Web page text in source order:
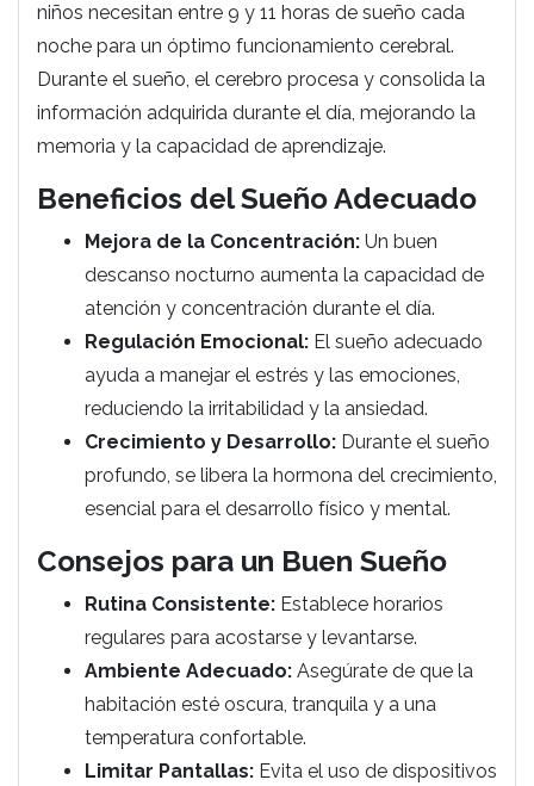
niños necesitan entre 9 y 11 horas de sueño cada
noche para un óptimo funcionamiento cerebral.
Durante el sueño, el cerebro procesa y consolida la
información adquirida durante el día, mejorando la
memoria y la capacidad de aprendizaje.
Beneficios del Sueño Adecuado
Mejora de la Concentración: Un buen
descanso nocturno aumenta la capacidad de
atención y concentración durante el día.
Regulación Emocional: El sueño adecuado
ayuda a manejar el estrés y las emociones,
reduciendo la irritabilidad y la ansiedad.
Crecimiento y Desarrollo: Durante el sueño
profundo, se libera la hormona del crecimiento,
esencial para el desarrollo físico y mental.
Consejos para un Buen Sueño
Rutina Consistente: Establece horarios
regulares para acostarse y levantarse.
Ambiente Adecuado: Asegúrate de que la
habitación esté oscura, tranquila y a una
temperatura confortable.
Limitar Pantallas: Evita el uso de dispositivos